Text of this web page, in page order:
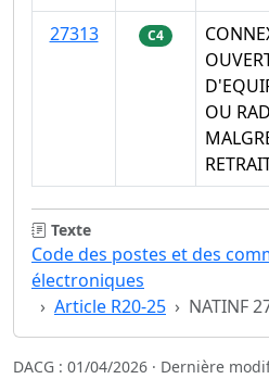
27313
C4
OU
Texte
Code des postes et des
électroniques
Article R20-25
NATINF
DACG : 01/04/2026 · Dernière